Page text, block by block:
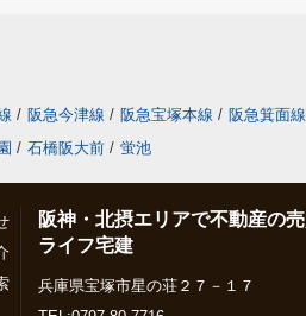
/ 阪急今津線 / 阪急宝塚本線 / 阪急箕面線
/ 石橋阪大前 / 蛍池
阪神・北摂エリアで不動産の
ライフ宅建
兵庫県宝塚市星の荘２７－１７